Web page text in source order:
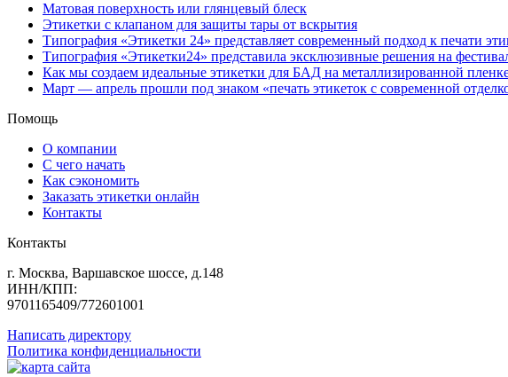
Матовая поверхность или глянцевый блеск
Этикетки с клапаном для защиты тары от вскрытия
Типография «Этикетки 24» представляет современный подход к печати
Типография «Этикетки24» представила эксклюзивные решения на
Как мы создаем идеальные этикетки для БАД на металлизированной
Март — апрель прошли под знаком «печать этикеток с современной
Помощь
О компании
С чего начать
Как сэкономить
Заказать этикетки онлайн
Контакты
Контакты
г. Москва, Варшавское шоссе, д.148
ИНН/КПП:
9701165409/772601001
Написать директору
Политика конфиденциальности